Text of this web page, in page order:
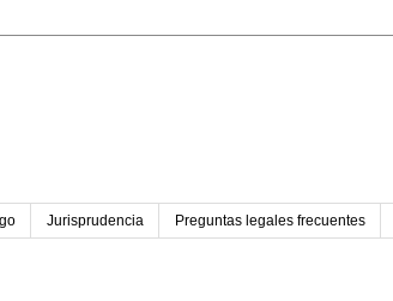
Jurisprudencia Preguntas legales frecuentes